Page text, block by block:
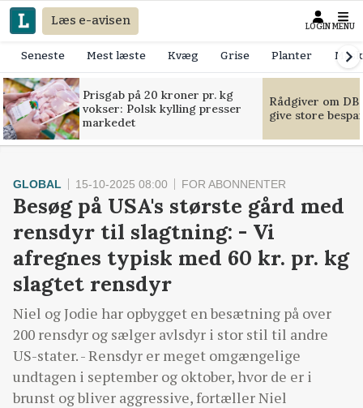
Læs e-avisen LOGIN MENU
Seneste Mest læste Kvæg Grise Planter
Prisgab på 20 kroner pr. kg
vokser: Polsk kylling presser
markedet
Rådgiver om
give store
GLOBAL 15-10-2025 08:00 FOR ABONNENTER
Besøg på USA's største gård med
rensdyr til slagtning: - Vi
afregnes typisk med 60 kr. pr. kg
slagtet rensdyr
Niel og Jodie har opbygget en besætning på over
200 rensdyr og sælger avlsdyr i stor stil til andre
US-stater. - Rensdyr er meget omgængelige
undtagen i september og oktober, hvor de er i
brunst og bliver aggressive, fortæller Niel